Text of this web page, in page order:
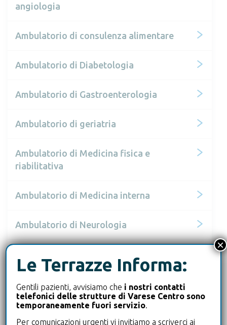
angiologia
Ambulatorio di consulenza alimentare
Ambulatorio di Diabetologia
Ambulatorio di Gastroenterologia
Ambulatorio di geriatria
Ambulatorio di Medicina fisica e
riabilitativa
Ambulatorio di Medicina interna
Ambulatorio di Neurologia
Ambulatorio di Ortopedia
Ambulatorio di Osteoporosi
Le Terrazze Informa:
Gentili pazienti, avvisiamo che i nostri contatti
telefonici delle strutture di Varese Centro sono
temporaneamente fuori servizio.
Per comunicazioni urgenti vi invitiamo a scriverci ai
×